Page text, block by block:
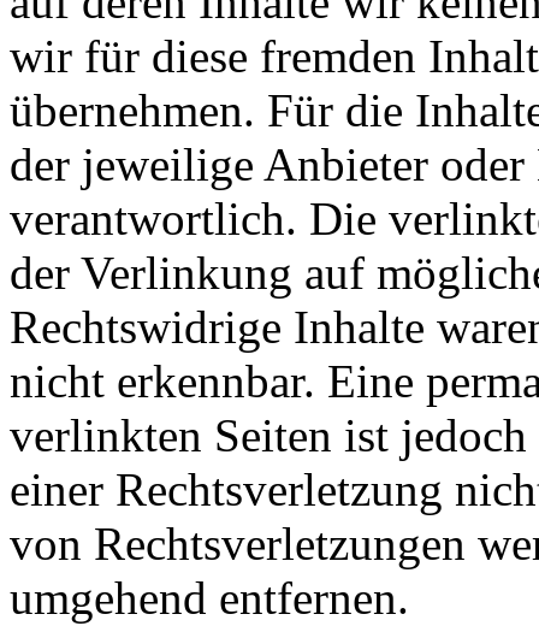
wir für diese fremden
übernehmen. Für die
der jeweilige Anbieter oder
verantwortlich. Die
der Verlinkung auf
Rechtswidrige Inhalte
nicht erkennbar. Eine
verlinkten Seiten ist
einer Rechtsverletzung
von Rechtsverletzungen
umgehend entfernen.